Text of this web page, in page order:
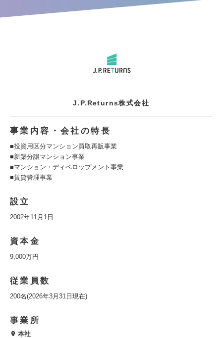
J.P.Returns株式会社
事業内容・会社の特長
■投資用区分マンション買取再販事業
■新築分譲マンション事業
■マンション・ディベロップメント事業
■賃貸管理事業
設立
2002年11月1日
資本金
9,000万円
従業員数
200名(2026年3月31日現在)
事業所
本社